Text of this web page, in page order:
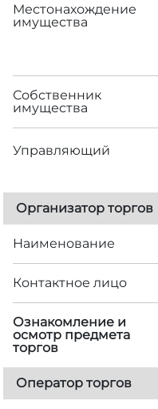
Местонахождение
имущества
Собственник
имущества
Управляющий
Организатор торгов
Наименование
Контактное лицо
Ознакомление и
осмотр предмета
торгов
Оператор торгов